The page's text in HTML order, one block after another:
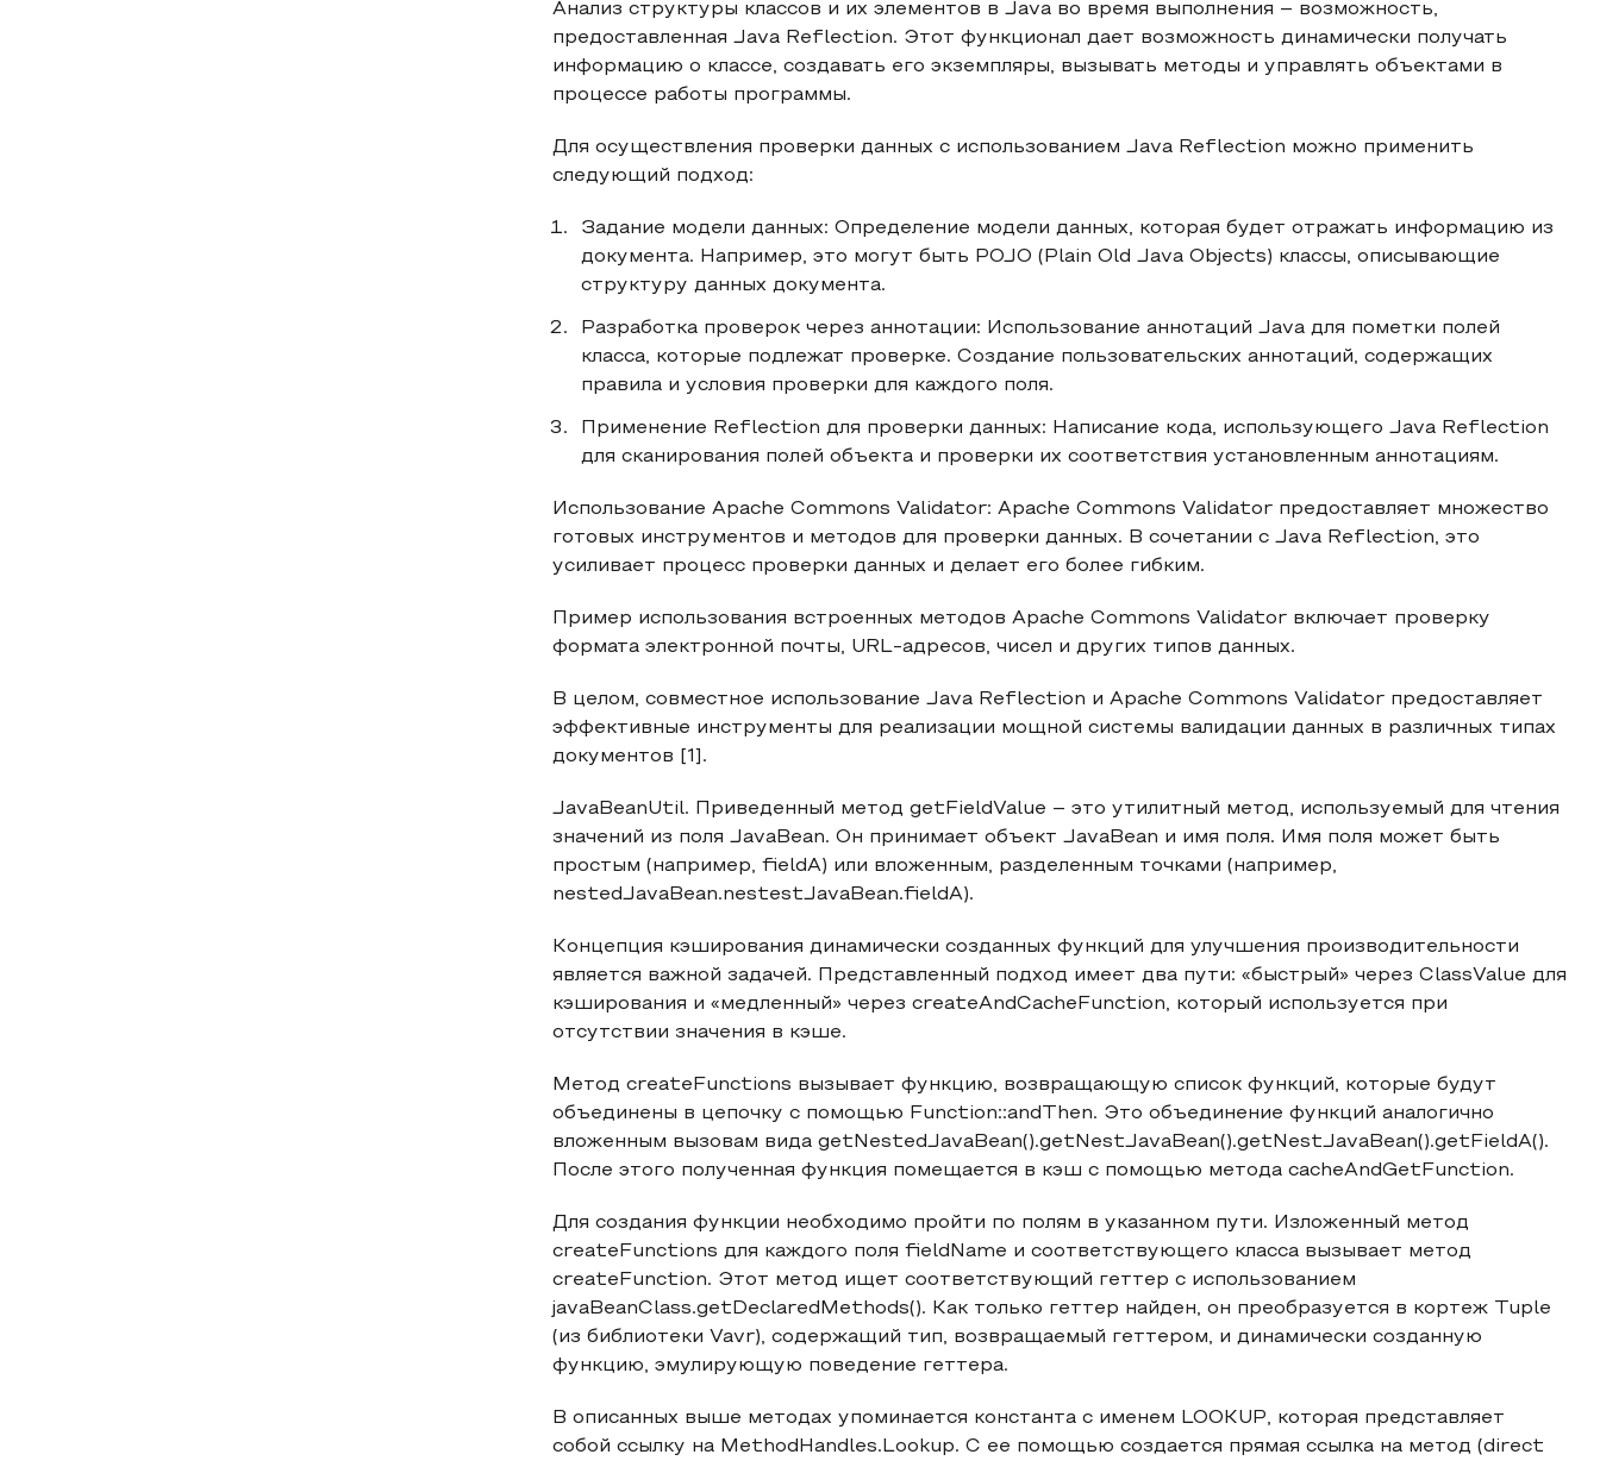
Анализ структуры классов и их элементов в Java во время выполнения – возможность,
предоставленная Java Reflection. Этот функционал дает возможность динамически получать
информацию о классе, создавать его экземпляры, вызывать методы и управлять объектами в
процессе работы программы.
Для осуществления проверки данных с использованием Java Reflection можно применить
следующий подход:
Задание модели данных: Определение модели данных, которая будет отражать информацию из
документа. Например, это могут быть POJO (Plain Old Java Objects) классы, описывающие
структуру данных документа.
Разработка проверок через аннотации: Использование аннотаций Java для пометки полей
класса, которые подлежат проверке. Создание пользовательских аннотаций, содержащих
правила и условия проверки для каждого поля.
Применение Reflection для проверки данных: Написание кода, использующего Java Reflection
для сканирования полей объекта и проверки их соответствия установленным аннотациям.
Использование Apache Commons Validator: Apache Commons Validator предоставляет множество
готовых инструментов и методов для проверки данных. В сочетании с Java Reflection, это
усиливает процесс проверки данных и делает его более гибким.
Пример использования встроенных методов Apache Commons Validator включает проверку
формата электронной почты, URL-адресов, чисел и других типов данных.
В целом, совместное использование Java Reflection и Apache Commons Validator предоставляет
эффективные инструменты для реализации мощной системы валидации данных в различных типах
документов [1].
JavaBeanUtil. Приведенный метод getFieldValue – это утилитный метод, используемый для чтения
значений из поля JavaBean. Он принимает объект JavaBean и имя поля. Имя поля может быть
простым (например, fieldA) или вложенным, разделенным точками (например,
nestedJavaBean.nestestJavaBean.fieldA).
Концепция кэширования динамически созданных функций для улучшения производительности
является важной задачей. Представленный подход имеет два пути: «быстрый» через ClassValue для
кэширования и «медленный» через createAndCacheFunction, который используется при
отсутствии значения в кэше.
Метод createFunctions вызывает функцию, возвращающую список функций, которые будут
объединены в цепочку с помощью Function::andThen. Это объединение функций аналогично
вложенным вызовам вида getNestedJavaBean().getNestJavaBean().getNestJavaBean().getFieldA().
После этого полученная функция помещается в кэш с помощью метода cacheAndGetFunction.
Для создания функции необходимо пройти по полям в указанном пути. Изложенный метод
createFunctions для каждого поля fieldName и соответствующего класса вызывает метод
createFunction. Этот метод ищет соответствующий геттер с использованием
javaBeanClass.getDeclaredMethods(). Как только геттер найден, он преобразуется в кортеж Tuple
(из библиотеки Vavr), содержащий тип, возвращаемый геттером, и динамически созданную
функцию, эмулирующую поведение геттера.
В описанных выше методах упоминается константа с именем LOOKUP, которая представляет
собой ссылку на MethodHandles.Lookup. С ее помощью создается прямая ссылка на метод (direct